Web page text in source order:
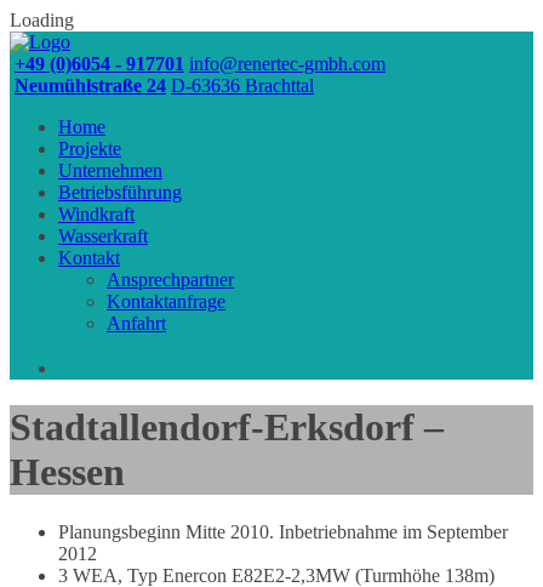
Loading
+49 (0)6054 - 917701 info@renertec-gmbh.com
Neumühlstraße 24 D-63636 Brachttal
Home
Projekte
Unternehmen
Betriebsführung
Windkraft
Wasserkraft
Kontakt
Ansprechpartner
Kontaktanfrage
Anfahrt
Skip
to
content
Stadtallendorf-Erksdorf –
Hessen
Planungsbeginn Mitte 2010. Inbetriebnahme im September
2012
3 WEA, Typ Enercon E82E2-2,3MW (Turmhöhe 138m)